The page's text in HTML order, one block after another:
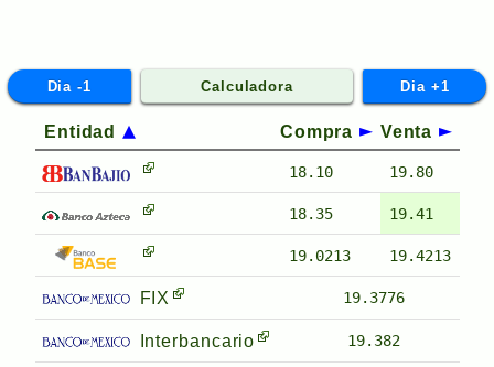
Dia -1 Calculadora Dia +1
Entidad Compra Venta
18.10 19.80
18.35 19.41
19.0213 19.4213
FIX 19.3776
Interbancario 19.382